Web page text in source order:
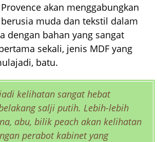
akan menggabungkan
muda dan tekstil dalam
dengan bahan yang sangat
sekali, jenis MDF yang
batu.
kelihatan sangat hebat
salji putih. Lebih-lebih
abu, bilik peach akan kelihatan
perabot kabinet yang